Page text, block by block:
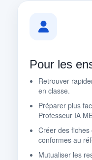
Pour les
Retrouver
en classe.
Préparer plus
Professeur IA
Créer des
conformes au
Mutualiser les